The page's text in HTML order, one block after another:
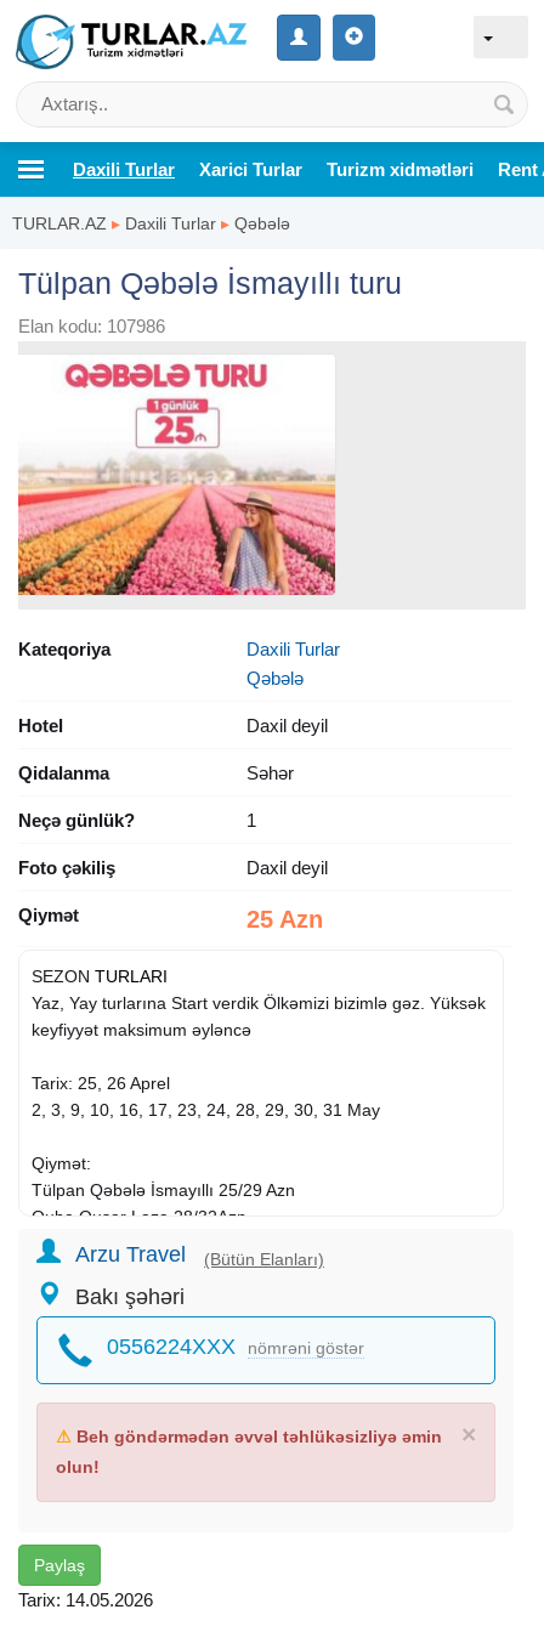
Daxili Turlar Xarici Turlar Turizm xidmətləri Rent
TURLAR.AZ ▸ Daxili Turlar ▸ Qəbələ
Tülpan Qəbələ İsmayıllı turu
Elan kodu: 107986
Kateqoriya
Daxili Turlar
Qəbələ
Hotel Daxil deyil
Qidalanma Səhər
Neçə günlük? 1
Foto çəkiliş Daxil deyil
Qiymət 25 Azn
SEZON TURLARI
Yaz, Yay turlarına Start verdik Ölkəmizi bizimlə gəz. Yüksək
keyfiyyət maksimum əyləncə
Tarix: 25, 26 Aprel
2, 3, 9, 10, 16, 17, 23, 24, 28, 29, 30, 31 May
Qiymət:
Tülpan Qəbələ İsmayıllı 25/29 Azn
Quba Qusar Laza 28/32Azn
İsmayıllı Lahic 28/32 Azn
Quba Mountain Breeze 25/29 Azn
LənkəranLerik25/29 Azn
İsmayıllı Qəbələ 25/29Azn
Şəki Mingəçevir 29/34 Azn
Şəki Yayla Oǧuz Xal -Xal 29/34Azn
AstaraSım Kənd 29/34Azn
Şuşa Xankəndi 44/59Azn
________
Çay Süfrəsi
Tur Rəhbəri Bələdci
Arzu Travel (Bütün Elanları)
Bakı şəhəri
0556224XXX nömrəni göstər
×
⚠ Beh göndərmədən əvvəl təhlükəsizliyə əmin
olun!
Paylaş
Tarix: 14.05.2026